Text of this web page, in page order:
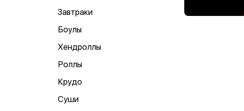
Завтраки
Боулы
Хендроллы
Роллы
Крудо
Суши